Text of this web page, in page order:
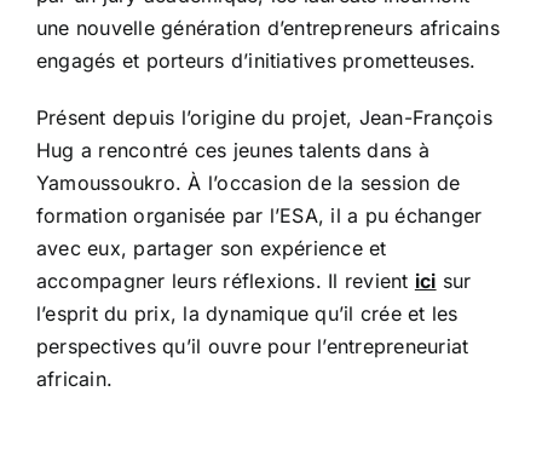
une nouvelle génération d’entrepreneurs africains
engagés et porteurs d’initiatives prometteuses.
Présent depuis l’origine du projet, Jean-François
Hug a rencontré ces jeunes talents dans à
Yamoussoukro. À l’occasion de la session de
formation organisée par l’ESA, il a pu échanger
avec eux, partager son expérience et
accompagner leurs réflexions. Il revient ici sur
l’esprit du prix, la dynamique qu’il crée et les
perspectives qu’il ouvre pour l’entrepreneuriat
africain.